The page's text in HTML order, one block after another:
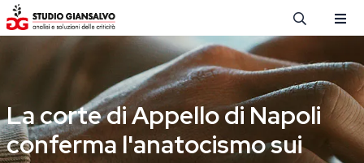
Salta al contenuto principale
La corte di Appello di Napoli
conferma l'anatocismo sui